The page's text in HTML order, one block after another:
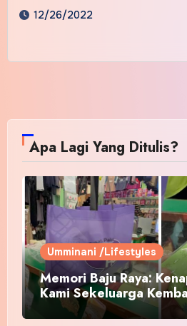
12/26/2022
Apa Lagi Yang Ditulis?
Umminani /Lifestyles
Memori Baju Raya:
Kami Sekeluarga
Pakaian Hari-Hari?